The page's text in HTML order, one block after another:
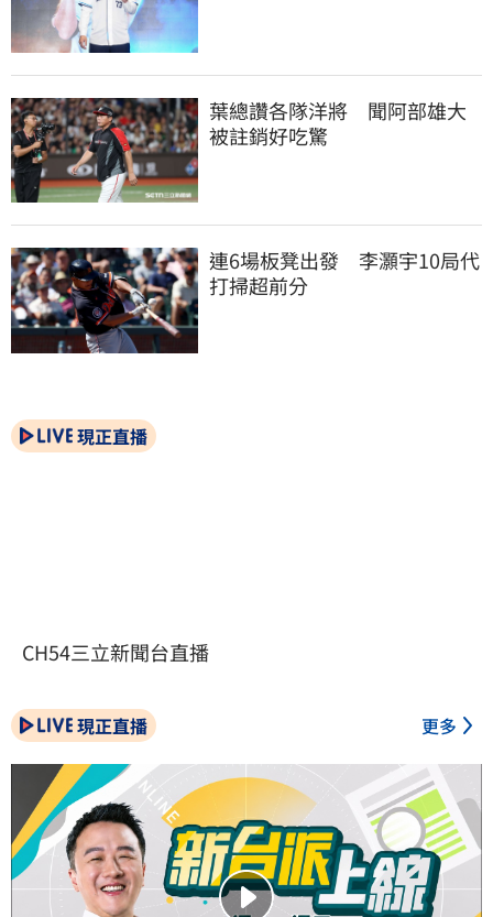
葉總讚各隊洋將　聞阿部雄大
被註銷好吃驚
連6場板凳出發　李灝宇10局代
打掃超前分
現正直播
CH54三立新聞台直播
現正直播 更多